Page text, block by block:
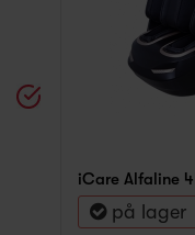
iCare Alfaline
på lager